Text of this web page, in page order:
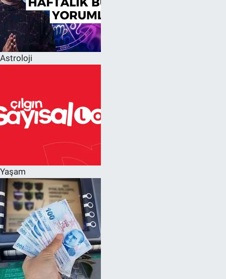
Astroloji
Yaşam